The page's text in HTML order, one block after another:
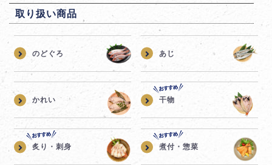
取り扱い商品
のどぐろ あじ
かれい 干物
炙り・刺身 煮付・惣菜